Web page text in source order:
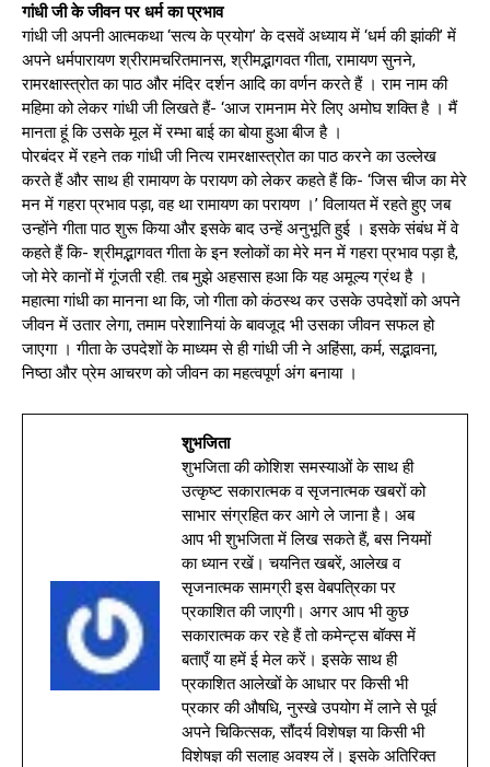
गांधी जी के जीवन पर धर्म का प्रभाव
गांधी जी अपनी आत्मकथा ‘सत्य के प्रयोग’ के दसवें अध्याय में ‘धर्म की झांकी’ में
अपने धर्मपारायण श्रीरामचरितमानस, श्रीमद्भागवत गीता, रामायण सुनने,
रामरक्षास्त्रोत का पाठ और मंदिर दर्शन आदि का वर्णन करते हैं । राम नाम की
महिमा को लेकर गांधी जी लिखते हैं- ‘आज रामनाम मेरे लिए अमोघ शक्ति है । मैं
मानता हूं कि उसके मूल में रम्भा बाई का बोया हुआ बीज है ।
पोरबंदर में रहने तक गांधी जी नित्य रामरक्षास्त्रोत का पाठ करने का उल्लेख
करते हैं और साथ ही रामायण के परायण को लेकर कहते हैं कि- ‘जिस चीज का मेरे
मन में गहरा प्रभाव पड़ा, वह था रामायण का परायण ।’ विलायत में रहते हुए जब
उन्होंने गीता पाठ शुरू किया और इसके बाद उन्हें अनुभूति हुई । इसके संबंध में वे
कहते हैं कि- श्रीमद्भागवत गीता के इन श्लोकों का मेरे मन में गहरा प्रभाव पड़ा है,
जो मेरे कानों में गूंजती रही. तब मुझे अहसास हआ कि यह अमूल्य ग्रंथ है ।
महात्मा गांधी का मानना था कि, जो गीता को कंठस्थ कर उसके उपदेशों को अपने
जीवन में उतार लेगा, तमाम परेशानियां के बावजूद भी उसका जीवन सफल हो
जाएगा । गीता के उपदेशों के माध्यम से ही गांधी जी ने अहिंसा, कर्म, सद्भावना,
निष्ठा और प्रेम आचरण को जीवन का महत्वपूर्ण अंग बनाया ।
शुभजिता
शुभजिता की कोशिश समस्याओं के साथ ही
उत्कृष्ट सकारात्मक व सृजनात्मक खबरों को
साभार संग्रहित कर आगे ले जाना है। अब
आप भी शुभजिता में लिख सकते हैं, बस नियमों
का ध्यान रखें। चयनित खबरें, आलेख व
सृजनात्मक सामग्री इस वेबपत्रिका पर
प्रकाशित की जाएगी। अगर आप भी कुछ
सकारात्मक कर रहे हैं तो कमेन्ट्स बॉक्स में
बताएँ या हमें ई मेल करें। इसके साथ ही
प्रकाशित आलेखों के आधार पर किसी भी
प्रकार की औषधि, नुस्खे उपयोग में लाने से पूर्व
अपने चिकित्सक, सौंदर्य विशेषज्ञ या किसी भी
विशेषज्ञ की सलाह अवश्य लें। इसके अतिरिक्त